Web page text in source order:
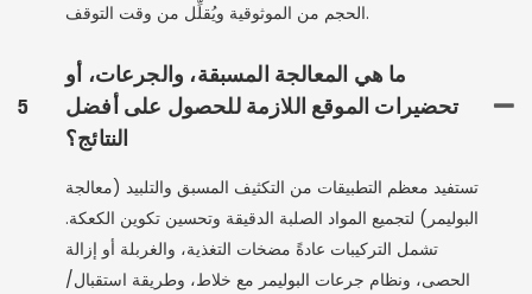
الحجم من الموثوقية ويُقلِّل من وقت التوقف.
5
ما هي المعالجة المسبقة، والجرعات، أو
تحضيرات الموقع اللازمة للحصول على أفضل
النتائج؟
تستفيد معظم التطبيقات من التكثيف المسبق والتلبيد (معالجة
البوليمر) لتجميع المواد الصلبة الدقيقة وتحسين تكوين الكعكة.
تشمل التركيبات عادةً مضخات التغذية، والغربلة أو إزالة
الحصى، ونظام جرعات البوليمر مع خلاط، وطريقة استقبال/